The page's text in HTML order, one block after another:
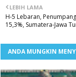
LEBIH LAMA
H-5 Lebaran,
15,3%, Sumatera-Jawa
ANDA MUNGKIN